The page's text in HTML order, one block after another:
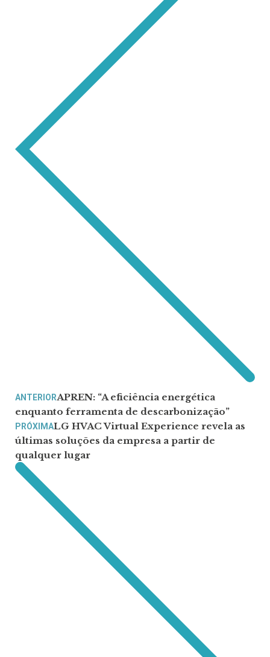
ANTERIORAPREN: “A eficiência energética
enquanto ferramenta de descarbonização”
PRÓXIMALG HVAC Virtual Experience revela as
últimas soluções da empresa a partir de
qualquer lugar